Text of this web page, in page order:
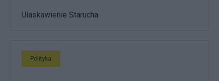
Ułaskawienie Starucha
Polityka